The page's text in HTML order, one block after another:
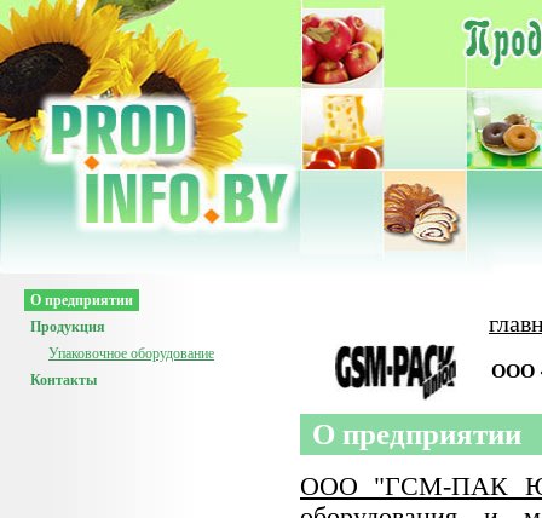
О предприятии
Продукция
Упаковочное оборудование
Контакты
ООО
О предприятии
ООО "ГСМ-ПАК